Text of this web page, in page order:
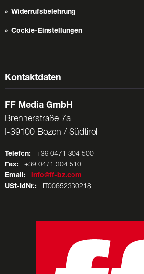
Widerrufsbelehrung
Cookie-Einstellungen
Kontaktdaten
FF Media GmbH
Brennerstraße 7a
I-39100 Bozen / Südtirol
Telefon: +39 0471 304 500
Fax: +39 0471 304 510
Email:
info@ff-bz.com
USt-IdNr.: IT00652330218